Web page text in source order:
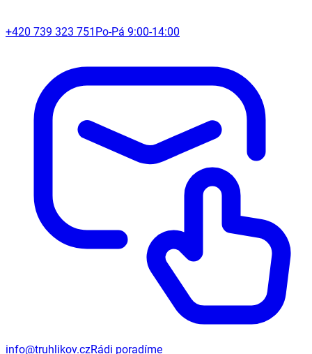
+420 739 323 751 Po-Pá 9:00-14:00
info@truhlikov.czRádi poradíme